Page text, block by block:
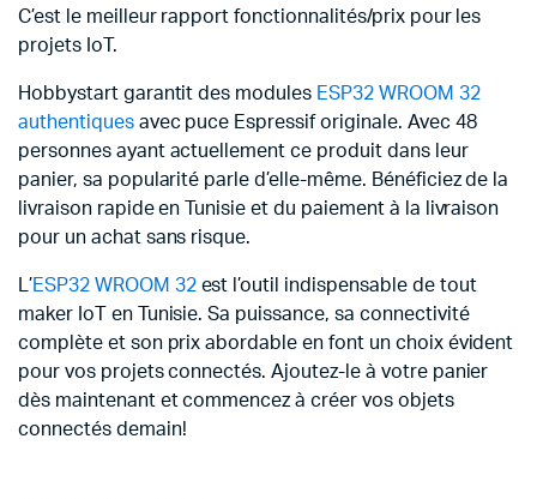
C’est le meilleur rapport fonctionnalités/prix pour les
projets IoT.
Hobbystart garantit des modules ESP32 WROOM 32
authentiquesavec puce Espressif originale. Avec 48
personnes ayant actuellement ce produit dans leur
panier, sa popularité parle d’elle-même. Bénéficiez de la
livraison rapide en Tunisie et du paiement à la livraison
pour un achat sans risque.
L’ESP32 WROOM 32est l’outil indispensable de tout
maker IoT en Tunisie. Sa puissance, sa connectivité
complète et son prix abordable en font un choix évident
pour vos projets connectés. Ajoutez-le à votre panier
dès maintenant et commencez à créer vos objets
connectés demain!